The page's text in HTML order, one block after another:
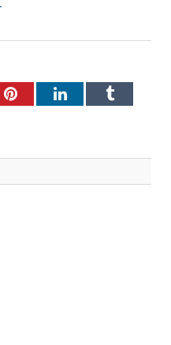
PinterestLinkedInTumblr